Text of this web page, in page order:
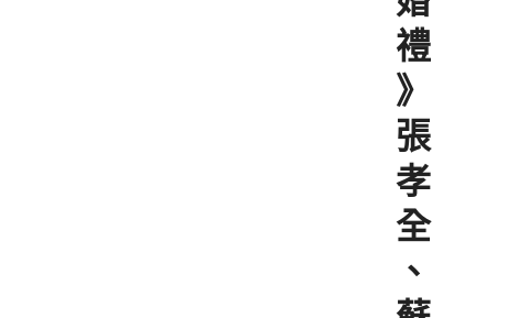
禮
》
張
孝
全
、